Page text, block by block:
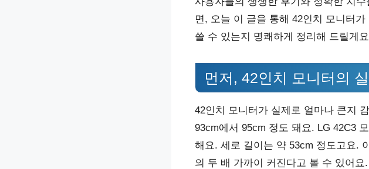
면, 오늘 이 글을 통해 42인치 모니터
쓸 수 있는지 명쾌하게 정리해 드릴게
먼저, 42인치 모니터의
42인치 모니터가 실제로 얼마나 큰지
93cm에서 95cm 정도 돼요. LG 42C3
해요. 세로 길이는 약 53cm 정도고요.
의 두 배 가까이 커진다고 볼 수 있어